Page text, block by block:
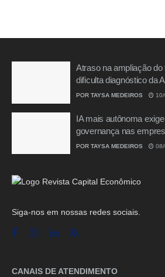
Atraso na ampliação do
dificulta diagnóstico da
POR TAYSA MEDEIROS
IA mais autônoma
governança nas
POR TAYSA MEDEIROS
Siga-nos em nossas redes sociais.
CANAIS DE ATENDIMENTO